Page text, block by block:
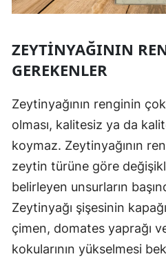
ZEYTINYAĞININ
GEREKENLER
Zeytinyağının renginin
olması, kalitesiz ya da
koymaz. Zeytinyağının
zeytin türüne göre
belirleyen unsurların
Zeytinyağı şişesinin
çimen, domates yaprağı
kokularının yükselmesi